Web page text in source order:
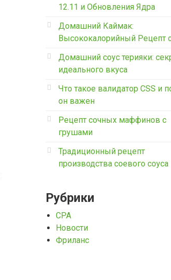
12.11 и Обновления Ядра
Домашний Каймак:
Высококалорийный Рецепт
Домашний соус терияки:
идеального вкуса
Что такое валидатор CSS и
он важен
Рецепт сочных маффинов с
грушами
Традиционный рецепт
производства соевого соуса
Рубрики
CPA
Новости
Фриланс